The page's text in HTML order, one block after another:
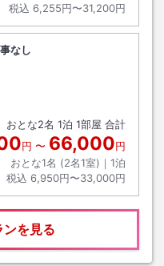
税込 6,255円〜31,200円
なし
おとな2名 1泊 1部屋 合計
円 〜 66,000円
おとな1名 (2名1室)｜ 1泊
税込 6,950円〜33,000円
を見る